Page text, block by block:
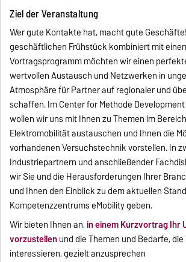
Ziel der Veranstaltung
Wer gute Kontakte hat, macht gute
geschäftlichen Frühstück kombiniert mit
Vortragsprogramm möchten wir einen
wertvollen Austausch und Netzwerken in
Atmosphäre für Partner auf regionaler und
schaffen. Im Center for Methode Development
wollen wir uns mit Ihnen zu Themen im
Elektromobilität austauschen und Ihnen die
vorhandenen Versuchstechnik vorstellen. In
Industriepartnern und anschließender
wir Sie und die Herausforderungen Ihrer
und Ihnen den Einblick zu dem aktuellen
Kompetenzzentrums eMobility geben.
Wir bieten Ihnen an,in einem Kurzvortrag Ihr
vorzustellenund die Themen und Bedarfe,
interessieren, gezielt anzusprechen